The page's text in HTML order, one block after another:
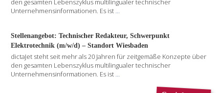
den gesamten Lebenszyklus multilingualer technischer
Unternehmensinformationen. Es ist ...
Stellenangebot: Technischer Redakteur, Schwerpunkt
Elektrotechnik (m/w/d) – Standort Wiesbaden
dictaJet steht seit mehr als 20 Jahren für zeitgemäße Konzepte über
den gesamten Lebenszyklus multilingualer technischer
Unternehmensinformationen. Es ist ...